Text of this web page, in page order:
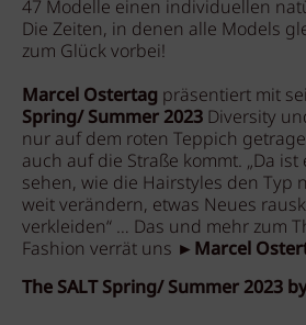
47 Modelle einen individuellen
Die Zeiten, in denen alle Models
zum Glück vorbei!
Marcel Ostertag präsentiert mit
Spring/ Summer 2023 Diversity
nur auf dem roten Teppich
auch auf die Straße kommt. „Da ist
sehen, wie die Hairstyles den Typ
weit verändern, etwas Neues
verkleiden“ … Das und mehr zum
Fashion verrät uns ► Marcel
The SALT Spring/ Summer 2023